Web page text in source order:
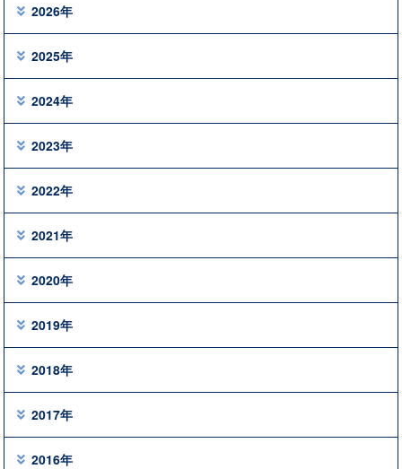
2026年
2025年
2024年
2023年
2022年
2021年
2020年
2019年
2018年
2017年
2016年